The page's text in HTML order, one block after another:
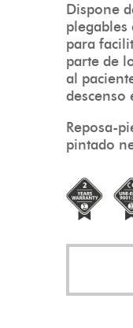
Dispone
plegables
para
parte de
al
descenso
Reposa-
pintado